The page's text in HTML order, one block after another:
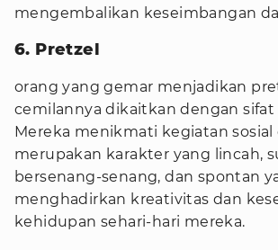
mengembalikan keseimbangan
6. Pretzel
orang yang gemar menjadikan
cemilannya dikaitkan dengan
Mereka menikmati kegiatan sosial
merupakan karakter yang lincah,
bersenang-senang, dan spontan
menghadirkan kreativitas dan
kehidupan sehari-hari mereka.